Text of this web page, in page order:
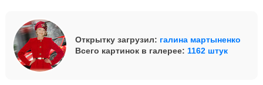
Открытку загрузил: галина мартыненко
Всего картинок в галерее: 1162 штук